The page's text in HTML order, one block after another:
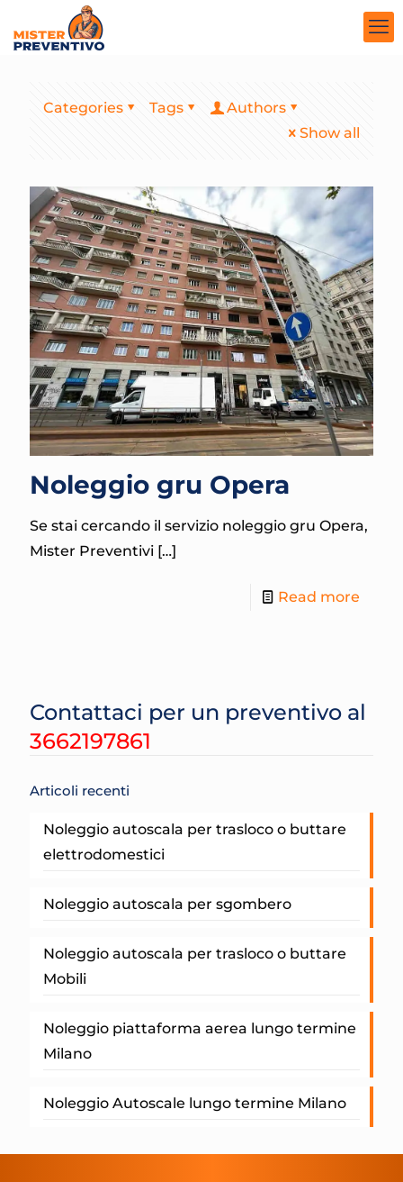
Categories Tags
Authors
Show all
Noleggio gru Opera
Se stai cercando il servizio noleggio gru Opera,
Mister Preventivi […]
Read more
Contattaci per un preventivo al
3662197861
Articoli recenti
Noleggio autoscala per trasloco o buttare
elettrodomestici
Noleggio autoscala per sgombero
Noleggio autoscala per trasloco o buttare
Mobili
Noleggio piattaforma aerea lungo termine
Milano
Noleggio Autoscale lungo termine Milano